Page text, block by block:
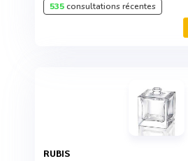
535consultations récentes
RUBIS